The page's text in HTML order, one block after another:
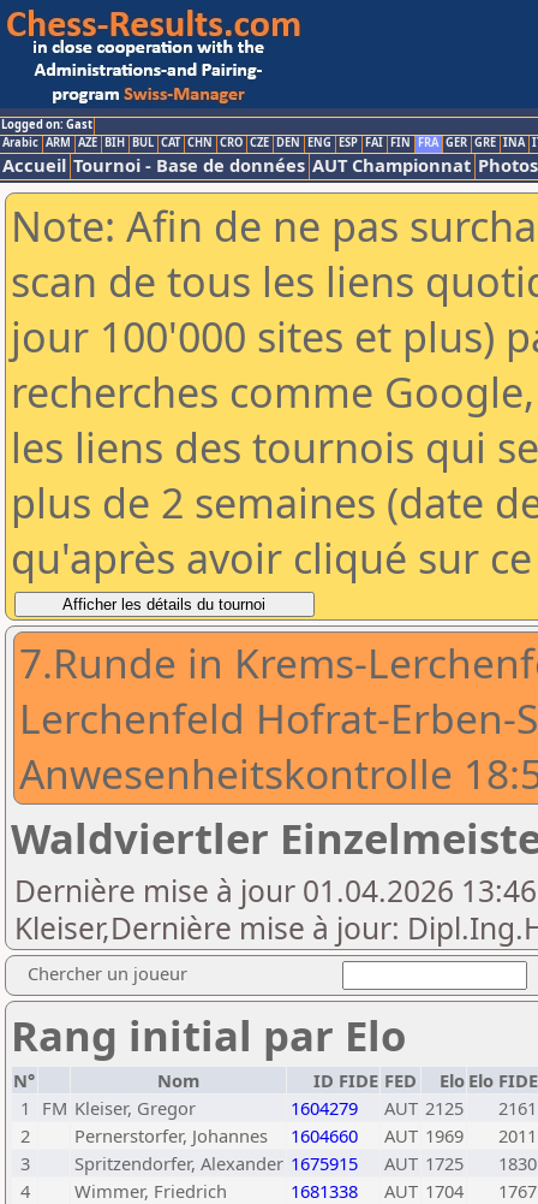
Logged on: Gast
Arabic ARM AZE BIH BUL CAT CHN CRO CZE DEN ENG ESP FAI FIN FRA GER GRE INA
Accueil Tournoi - Base de données AUT Championnat Photos
Note: Afin de ne pas
scan de tous les liens
jour 100'000 sites et plus)
recherches comme
les liens des tournois qui
plus de 2 semaines (date
qu'après avoir cliqué sur
7.Runde in Krems-
Lerchenfeld Hofrat-Erben-
Anwesenheitskontrolle
Waldviertler
Dernière mise à jour 01.04.2026
Kleiser,Dernière mise à jour:
Chercher un joueur
Rang initial par Elo
N° Nom ID FIDE FED Elo Elo FIDE
1
FM Kleiser, Gregor 1604279 AUT 2125
2161
2
Pernerstorfer, Johannes 1604660 AUT 1969
2011
3
Spritzendorfer, Alexander 1675915 AUT 1725
1830
4
Wimmer, Friedrich 1681338 AUT 1704
1767